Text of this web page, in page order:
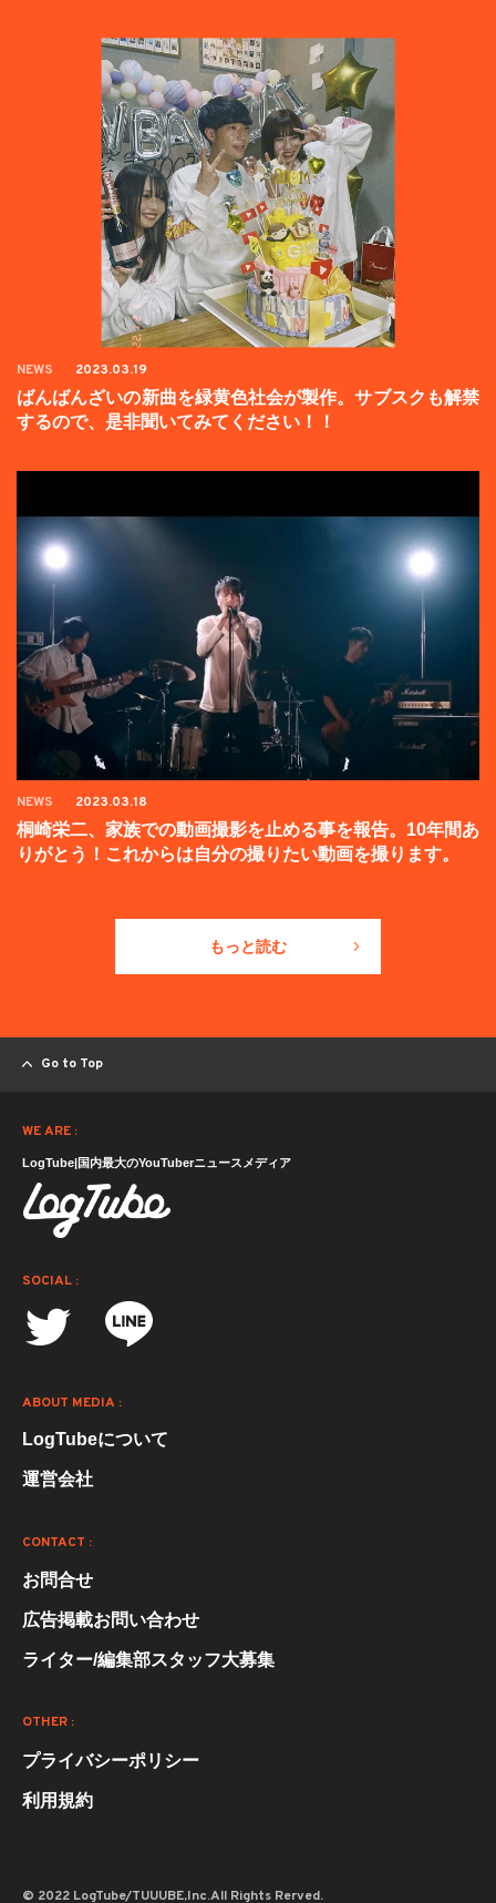
NEWS 2023.03.19
ばんばんざいの新曲を緑黄色社会が製作。サブスクも解禁
するので、是非聞いてみてください！！
NEWS 2023.03.18
桐崎栄二、家族での動画撮影を止める事を報告。10年間あ
りがとう！これからは自分の撮りたい動画を撮ります。
もっと読む
Go to Top
WE ARE :
LogTube|国内最大のYouTuberニュースメディア
SOCIAL :
ABOUT MEDIA :
LogTubeについて
運営会社
CONTACT :
お問合せ
広告掲載お問い合わせ
ライター/編集部スタッフ大募集
OTHER :
プライバシーポリシー
利用規約
© 2022 LogTube/TUUUBE,Inc.All Rights Rerved.